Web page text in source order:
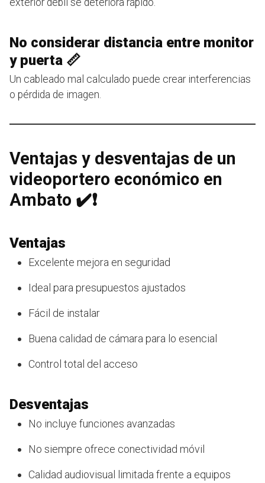
No considerar distancia entre monitor
y puerta 📏
Un cableado mal calculado puede crear interferencias
o pérdida de imagen.
Ventajas y desventajas de un
videoportero económico en
Ambato ✔️❗
Ventajas
Excelente mejora en seguridad
Ideal para presupuestos ajustados
Fácil de instalar
Buena calidad de cámara para lo esencial
Control total del acceso
Desventajas
No incluye funciones avanzadas
No siempre ofrece conectividad móvil
Calidad audiovisual limitada frente a equipos